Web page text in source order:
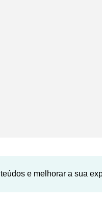
e melhorar a sua